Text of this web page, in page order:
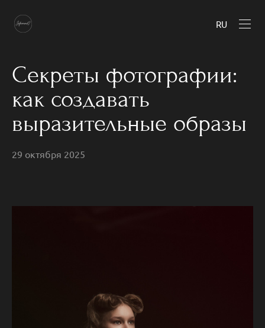
RU
Секреты фотографии:
как создавать
выразительные образы
29 октября 2025